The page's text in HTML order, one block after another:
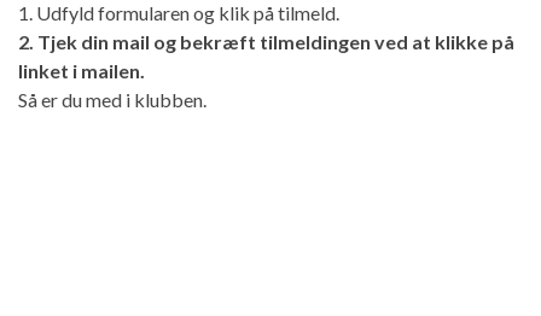
1. Udfyld formularen og klik på tilmeld.
2. Tjek din mail og bekræft tilmeldingen ved at klikke på
linket i mailen.
Så er du med i klubben.